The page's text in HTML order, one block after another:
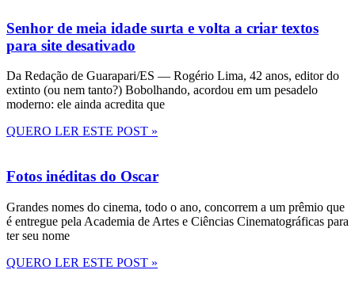
Senhor de meia idade surta e volta a criar textos
para site desativado
Da Redação de Guarapari/ES — Rogério Lima, 42 anos, editor do
extinto (ou nem tanto?) Bobolhando, acordou em um pesadelo
moderno: ele ainda acredita que
QUERO LER ESTE POST »
Fotos inéditas do Oscar
Grandes nomes do cinema, todo o ano, concorrem a um prêmio que
é entregue pela Academia de Artes e Ciências Cinematográficas para
ter seu nome
QUERO LER ESTE POST »